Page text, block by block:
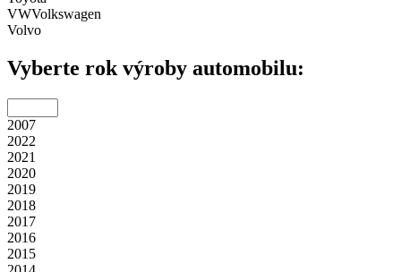
VWVolkswagen
Volvo
Vyberte rok výroby automobilu:
2007
2022
2021
2020
2019
2018
2017
2016
2015